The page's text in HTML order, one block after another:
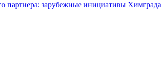
партнера: зарубежные инициативы Химграда